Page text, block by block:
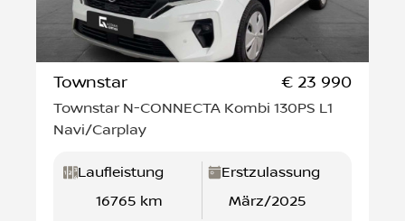
Townstar € 23 990
Townstar N-CONNECTA Kombi 130PS L1
Navi/Carplay
Laufleistung
16765 km
Erstzulassung
März/2025